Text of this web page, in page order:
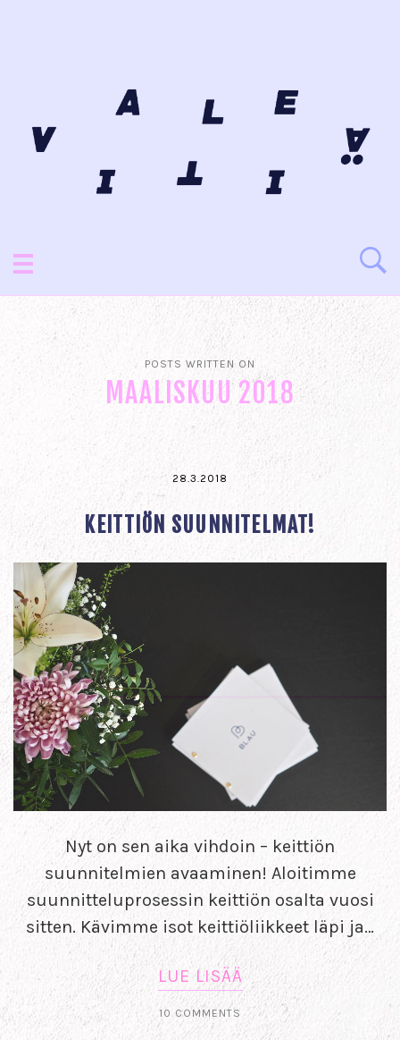
POSTS WRITTEN ON
MAALISKUU 2018
28.3.2018
KEITTIÖN SUUNNITELMAT!
Nyt on sen aika vihdoin – keittiön
suunnitelmien avaaminen! Aloitimme
suunnitteluprosessin keittiön osalta vuosi
sitten. Kävimme isot keittiöliikkeet läpi ja…
LUE LISÄÄ
10 COMMENTS